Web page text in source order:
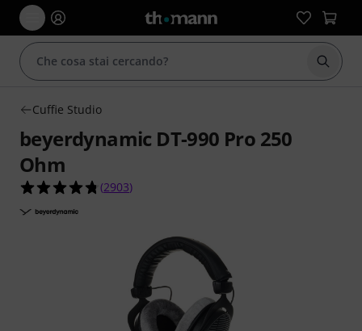
Cuffie Studio
beyerdynamic DT-990 Pro 250
Ohm
4.8 su 5 stelle su 2903 valutazioni dei clienti
(2903)